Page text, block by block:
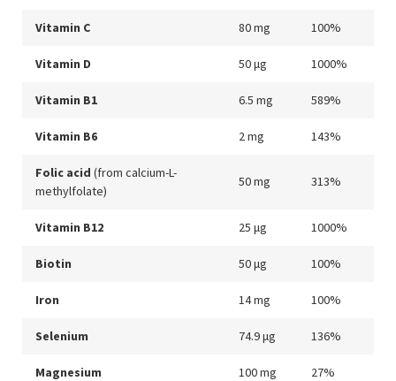
Vitamin C 80 mg 100%
Vitamin D 50 μg 1000%
Vitamin B1 6.5 mg 589%
Vitamin B6 2 mg 143%
Folic acid (from calcium-L-
methylfolate)
50 mg 313%
Vitamin B12 25 μg 1000%
Biotin 50 μg 100%
Iron 14 mg 100%
Selenium 74.9 μg 136%
Magnesium 100 mg 27%